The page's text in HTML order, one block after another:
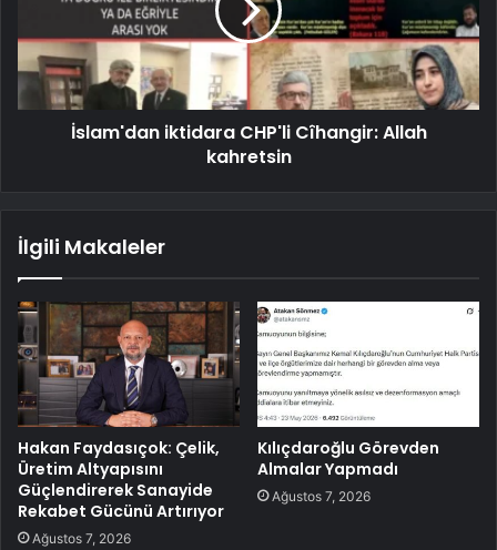
İslam'dan iktidara CHP'li Cîhangir: Allah
kahretsin
İlgili Makaleler
Hakan Faydasıçok: Çelik,
Üretim Altyapısını
Güçlendirerek Sanayide
Rekabet Gücünü Artırıyor
Ağustos 7, 2026
Kılıçdaroğlu Görevden
Almalar Yapmadı
Ağustos 7, 2026